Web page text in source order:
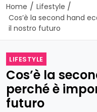
Home / Lifestyle /
Cos’è la second hand
il nostro futuro
LIFESTYLE
Cos’è la
perché è
futuro